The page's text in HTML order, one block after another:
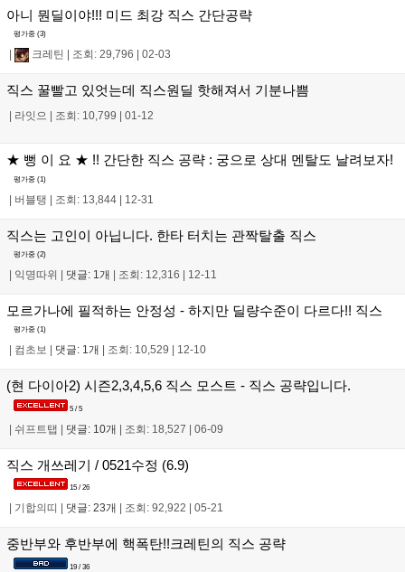
아니 뭔딜이야!!! 미드 최강 직스 간단공략
평가중 (3)
크레틴 조회: 29,796 02-03
직스 꿀빨고 있엇는데 직스원딜 핫해져서 기분나쁨
라잇으 조회: 10,799 01-12
★ 뻥 이 요 ★ !! 간단한 직스 공략 : 궁으로 상대 멘탈도 날려보자!
평가중 (1)
| 버블탱 | 조회: 13,844 | 12-31
직스는 고인이 아닙니다. 한타 터치는 관짝탈출 직스
평가중 (2)
익명따위 댓글: 1개 조회: 12,316 12-11
모르가나에 필적하는 안정성 - 하지만 딜량수준이 다르다!! 직스
평가중 (1)
컴초보 댓글: 1개 조회: 10,529 12-10
(현 다이아2) 시즌2,3,4,5,6 직스 모스트 - 직스 공략입니다.
5 / 5
| 쉬프트탭 | 댓글: 10개 | 조회: 18,527 | 06-09
직스 개쓰레기 / 0521수정 (6.9)
15 / 26
기합의띠 댓글: 23개 조회: 92,922 05-21
중반부와 후반부에 핵폭탄!!크레틴의 직스 공략
19 / 36